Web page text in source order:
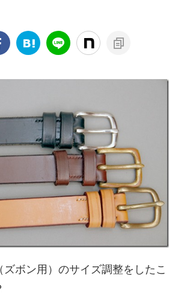
ズボン用）のサイズ調整をしたこ